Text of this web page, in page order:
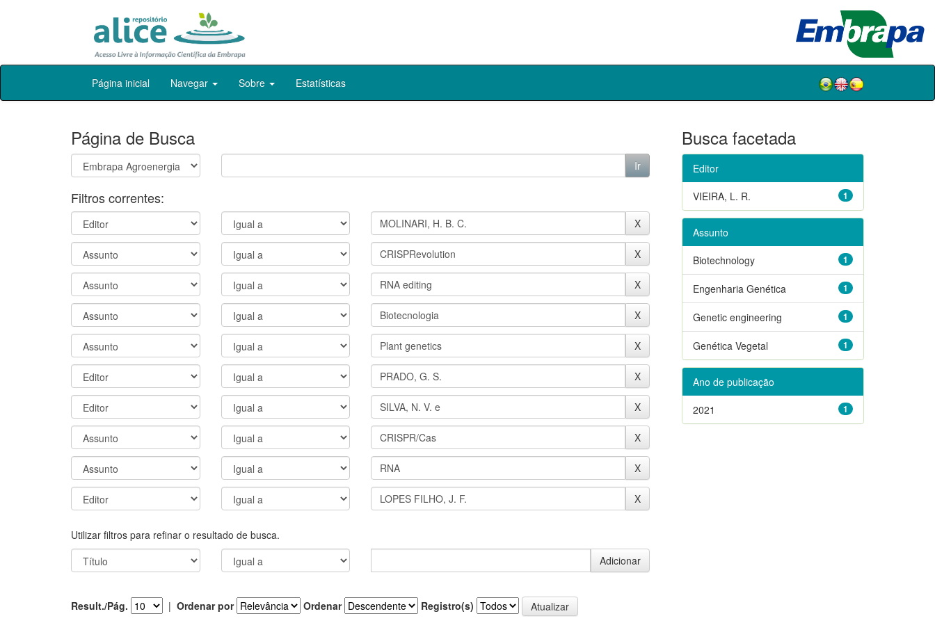
Skip
Página inicial Navegar Sobre Estatísticas
Página de Busca
Filtros correntes:
Utilizar filtros para refinar o resultado de busca.
Result./Pág. | Ordenar por Ordenar Registro(s)
Busca facetada
Editor
1
VIEIRA, L. R.
Assunto
1
Biotechnology
1
Engenharia Genética
1
Genetic engineering
1
Genética Vegetal
Ano de publicação
1
2021